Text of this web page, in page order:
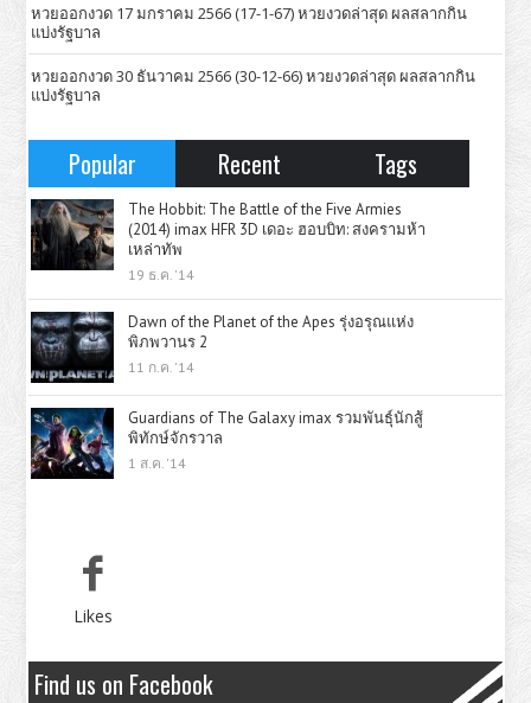
หวยออกงวด 17 มกราคม 2566 (17-1-67) หวยงวดล่าสุด ผลสลากกิน
แบ่งรัฐบาล
หวยออกงวด 30 ธันวาคม 2566 (30-12-66) หวยงวดล่าสุด ผลสลากกิน
แบ่งรัฐบาล
Popular Recent Tags
The Hobbit: The Battle of the Five Armies
(2014) imax HFR 3D เดอะ ฮอบบิท: สงครามห้า
เหล่าทัพ
19 ธ.ค. '14
Dawn of the Planet of the Apes รุ่งอรุณแห่ง
พิภพวานร 2
11 ก.ค. '14
Guardians of The Galaxy imax รวมพันธุ์นักสู้
พิทักษ์จักรวาล
1 ส.ค. '14
Likes
Find us on Facebook